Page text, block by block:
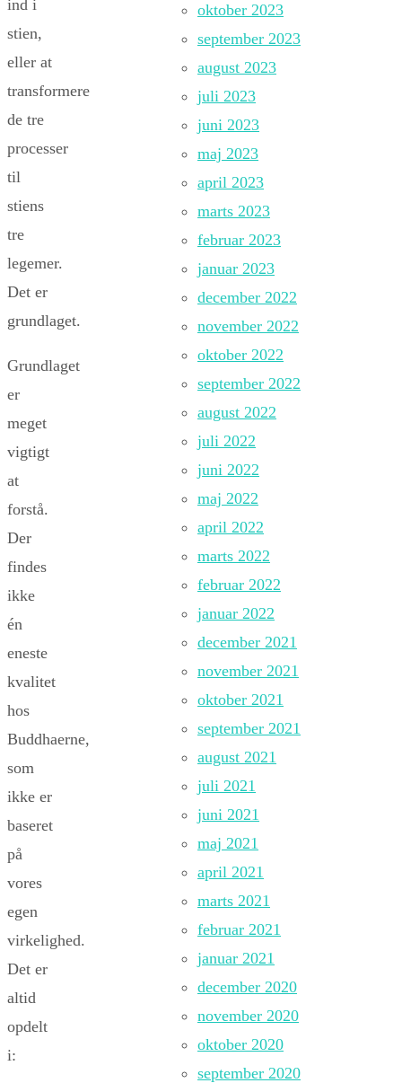
ind i
stien,
eller at
transformere
de tre
processer
til
stiens
tre
legemer.
Det er
grundlaget.
Grundlaget
er
meget
vigtigt
at
forstå.
Der
findes
ikke
én
eneste
kvalitet
hos
Buddhaerne,
som
ikke er
baseret
på
vores
egen
virkelighed.
Det er
altid
opdelt
i:
oktober 2023
september 2023
august 2023
juli 2023
juni 2023
maj 2023
april 2023
marts 2023
februar 2023
januar 2023
december 2022
november 2022
oktober 2022
september 2022
august 2022
juli 2022
juni 2022
maj 2022
april 2022
marts 2022
februar 2022
januar 2022
december 2021
november 2021
oktober 2021
september 2021
august 2021
juli 2021
juni 2021
maj 2021
april 2021
marts 2021
februar 2021
januar 2021
december 2020
november 2020
oktober 2020
september 2020